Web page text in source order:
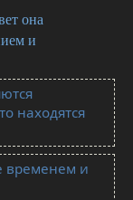
она
и
находятся
временем и